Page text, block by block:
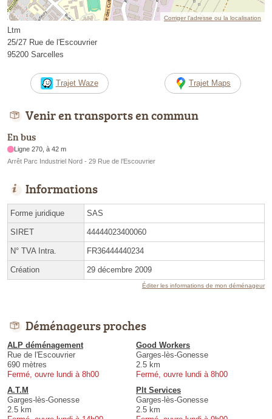
Corriger l’adresse ou la localisation
Ltm
25/27 Rue de l'Escouvrier
95200 Sarcelles
Trajet Waze Trajet Maps
Venir en transports en commun
En bus
Ligne 270, à 42 m
Arrêt Parc Industriel Nord - 29 Rue de l’Escouvrier
Informations
Forme juridique SAS
SIRET 44444023400060
N° TVA Intra. FR36444440234
Création 29 décembre 2009
Éditer les informations de mon déménageur
Déménageurs proches
ALP déménagement
Rue de l'Escouvrier
690 mètres
Fermé, ouvre lundi à 8h00
Good Workers
Garges-lès-Gonesse
2.5 km
Fermé, ouvre lundi à 8h00
A.T.M
Garges-lès-Gonesse
2.5 km
Plt Services
Garges-lès-Gonesse
2.5 km